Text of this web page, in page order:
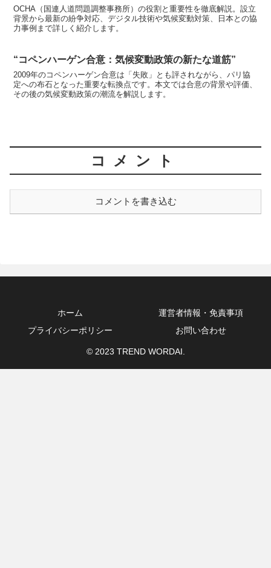
OCHA（国連人道問題調整事務所）の役割と重要性を徹底解説。設立
背景から最新の紛争対応、デジタル技術や気候変動対策、日本との協
力事例まで詳しく紹介します。
“コペンハーゲン合意：気候変動政策の新たな道筋”
2009年のコペンハーゲン合意は「失敗」とも評されながら、パリ協
定への布石となった重要な転換点です。本文では合意の背景や評価、
その後の気候変動政策の潮流を解説します。
コメント
コメントを書き込む
ホーム
運営者情報・免責事項
プライバシーポリシー
お問い合わせ
© 2023 TREND WORDAI.